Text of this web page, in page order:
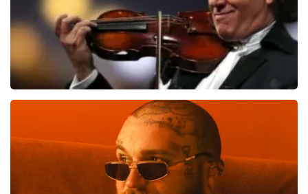
laatste 30 minuten
BESTEL NU